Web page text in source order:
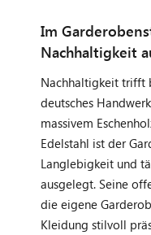
Im
Nachhaltigkeit
Nachhaltigkeit trifft
deutsches
massivem
Edelstahl ist der
Langlebigkeit und
ausgelegt. Seine
die eigene
Kleidung stilvoll